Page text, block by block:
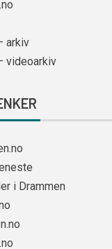
arkiv
videoarkiv
i Drammen